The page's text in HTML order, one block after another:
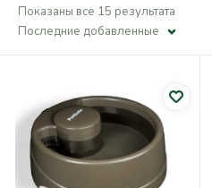
Показаны все 15 результата
Последние добавленные